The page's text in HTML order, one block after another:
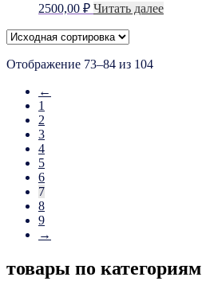
2500,00 ₽ Читать далее
Отображение 73–84 из 104
←
1
2
3
4
5
6
7
8
9
→
товары по категориям